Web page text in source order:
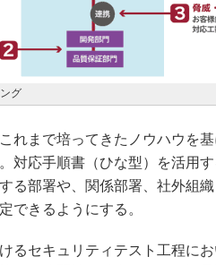
グ
れまで培ってきたノウハウを
対応手順書（ひな型）を活用
る部署や、関係部署、社外組
できるようにする。
るセキュリティテスト工程に